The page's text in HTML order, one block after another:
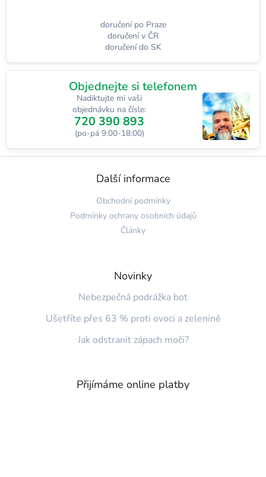
doručení po Praze
doručení v ČR
doručení do SK
Objednejte si telefonem
Nadiktujte mi vaši
objednávku na čísle:
720 390 893
(po-pá 9:00-18:00)
Z
Další informace
Obchodní podmínky
Podmínky ochrany osobních údajů
Články
Novinky
Nebezpečná podrážka bot
Ušetříte přes 63 % proti ovoci a zelenině
Jak odstranit zápach moči?
Přijímáme online platby